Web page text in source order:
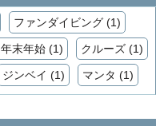
ファンダイビング (1)
年末年始 (1) クルーズ (1)
ジンベイ (1) マンタ (1)